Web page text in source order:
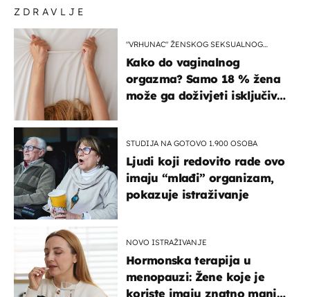
ZDRAVLJE
"VRHUNAC" ŽENSKOG SEKSUALNOG
Kako do vaginalnog
orgazma? Samo 18 % žena
može ga doživjeti isključivo
STUDIJA NA GOTOVO 1.900 OSOBA
Ljudi koji redovito rade ovo
imaju “mlađi” organizam,
pokazuje istraživanje
NOVO ISTRAŽIVANJE
Hormonska terapija u
menopauzi: Žene koje je
koriste imaju znatno manji